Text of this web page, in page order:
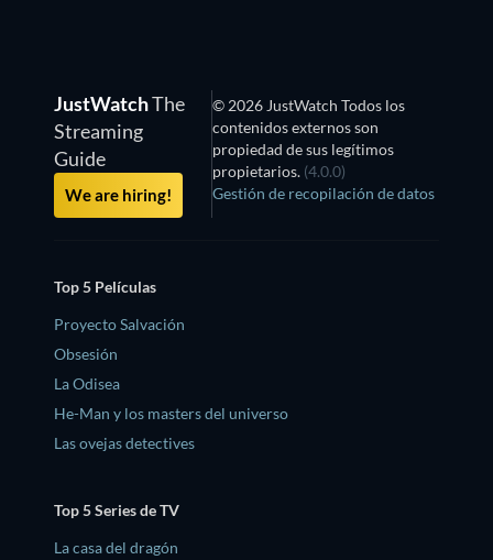
JustWatchThe
Streaming
Guide
We are hiring!
© 2026 JustWatch Todos los
contenidos externos son
propiedad de sus legítimos
propietarios. (4.0.0)
Gestión de recopilación de datos
Top 5 Películas
Proyecto Salvación
Obsesión
La Odisea
He-Man y los masters del universo
Las ovejas detectives
Top 5 Series de TV
La casa del dragón